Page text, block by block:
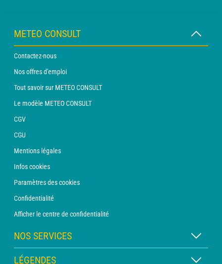
METEO CONSULT
Contactez-nous
Nos offres d'emploi
Tout savoir sur METEO CONSULT
Le modèle METEO CONSULT
CGV
CGU
Mentions légales
Infos cookies
Paramètres des cookies
Confidentialité
Afficher le centre de confidentialité
NOS SERVICES
Abonnement METEO Xpert
LÉGENDES